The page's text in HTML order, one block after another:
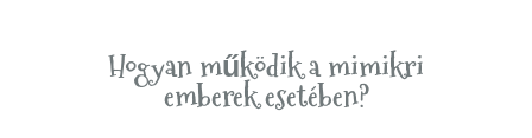
Hogyan működik a mimikri
emberek esetében?